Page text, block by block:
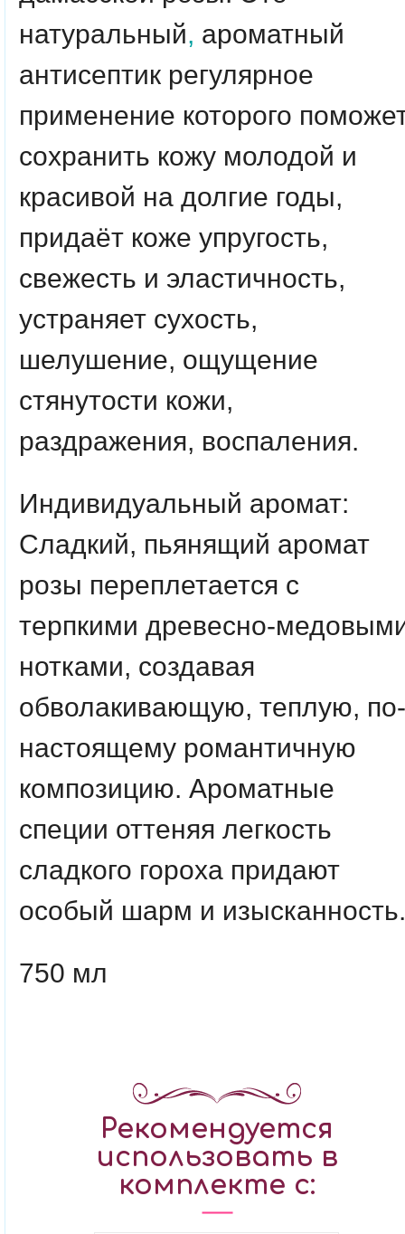
натуральный, ароматный
антисептик регулярное
применение которого
сохранить кожу молодой и
красивой на долгие годы,
придаёт коже упругость,
свежесть и эластичность,
устраняет сухость,
шелушение, ощущение
стянутости кожи,
раздражения, воспаления.
Индивидуальный аромат:
Сладкий, пьянящий аромат
розы переплетается с
терпкими древесно-
нотками, создавая
обволакивающую, теплую, по-
настоящему романтичную
композицию. Ароматные
специи оттеняя легкость
сладкого гороха придают
особый шарм и изысканность.
750 мл
Рекомендуется
использовать в
комплекте с: